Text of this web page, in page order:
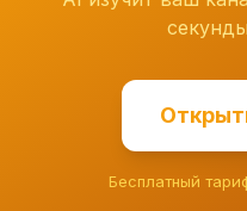
Бесплатный